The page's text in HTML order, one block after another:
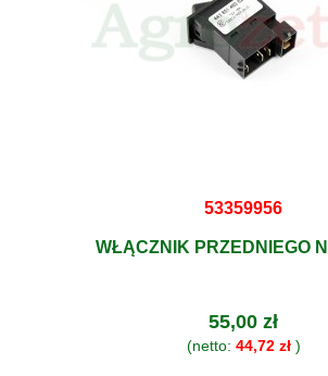
53359956
WŁĄCZNIK PRZEDNIEGO
55,00 zł
(netto: 44,72 zł)